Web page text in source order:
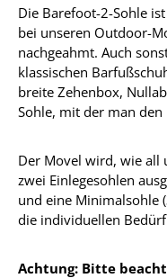
Die Barefoot-2-Sohle
bei unseren Outdoor-
nachgeahmt. Auch
klassischen
breite Zehenbox,
Sohle, mit der man
Der Movel wird, wie all
zwei Einlegesohlen
und eine Minimalsohle
die individuellen
Achtung: Bitte